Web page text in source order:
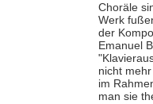
Choräle
Werk
der
Emanuel
nicht
im
man sie